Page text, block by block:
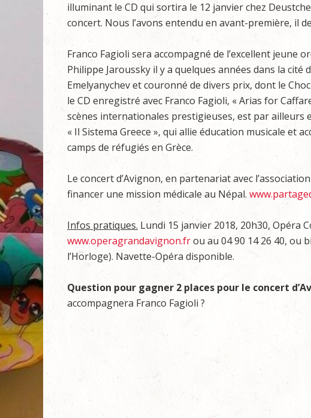
illuminant le CD qui sortira le 12 janvier chez
concert. Nous l’avons entendu en avant-première, il
Franco Fagioli sera accompagné de l’excellent jeune
Philippe Jaroussky il y a quelques années dans la cité
Emelyanychev et couronné de divers prix, dont le Choc
le CD enregistré avec Franco Fagioli, « Arias for
scènes internationales prestigieuses, est par ailleurs
« Il Sistema Greece », qui allie éducation musicale et
camps de réfugiés en Grèce.
Le concert d’Avignon, en partenariat avec
financer une mission médicale au Népal.
Infos pratiques. Lundi 15 janvier 2018, 20h30, Opéra
www.operagrandavignon.frou au 04 90 14 26 40, ou
l’Horloge). Navette-Opéra disponible.
Question pour gagner 2 places pour le concert
accompagnera Franco Fagioli ?